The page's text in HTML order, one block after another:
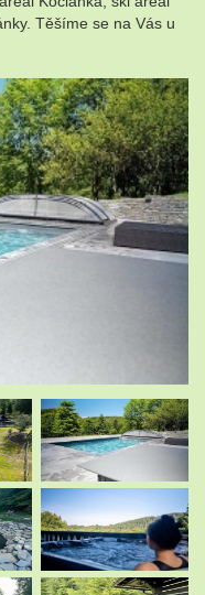
Těšíme se na Vás u